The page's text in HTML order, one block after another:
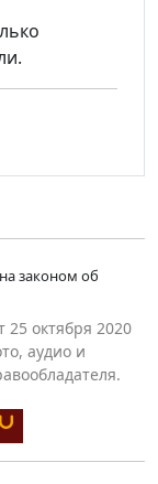
законом об
октября 2020
аудио и